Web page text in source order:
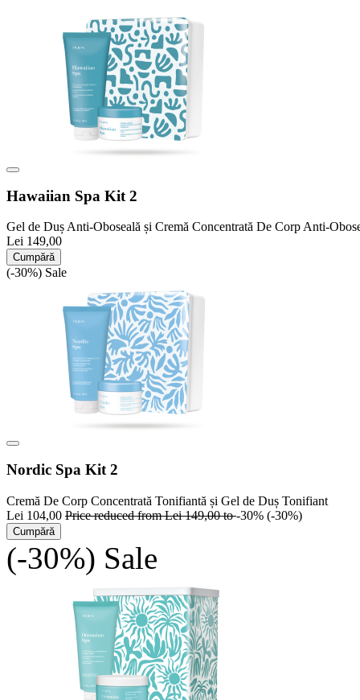
Hawaiian Spa Kit 2
Gel de Duș Anti-Oboseală și Cremă Concentrată De Corp Anti-
Lei 149,00
Cumpără
(-30%) Sale
Nordic Spa Kit 2
Cremă De Corp Concentrată Tonifiantă și Gel de Duș Tonifiant
Lei 104,00 Price reduced fromLei 149,00to-30% (-30%)
Cumpără
(-30%) Sale